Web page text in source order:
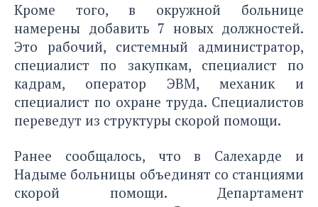
Кроме того, в окружной больнице
намерены добавить 7 новых должностей.
Это рабочий, системный администратор,
специалист по закупкам, специалист по
кадрам, оператор ЭВМ, механик и
специалист по охране труда. Специалистов
переведут из структуры скорой помощи.
Ранее сообщалось, что в Салехарде и
Надыме больницы объединят со станциями
скорой помощи. Департамент